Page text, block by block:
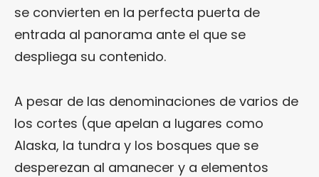
se convierten en la perfecta puerta de
entrada al panorama ante el que se
despliega su contenido.
A pesar de las denominaciones de varios de
los cortes (que apelan a lugares como
Alaska, la tundra y los bosques que se
desperezan al amanecer y a elementos